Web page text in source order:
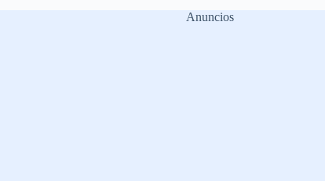
Anuncios